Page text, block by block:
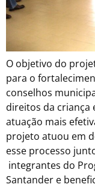
O objetivo do
para o
conselhos
direitos da criança
atuação mais
projeto atuou em
esse processo
integrantes do
Santander e